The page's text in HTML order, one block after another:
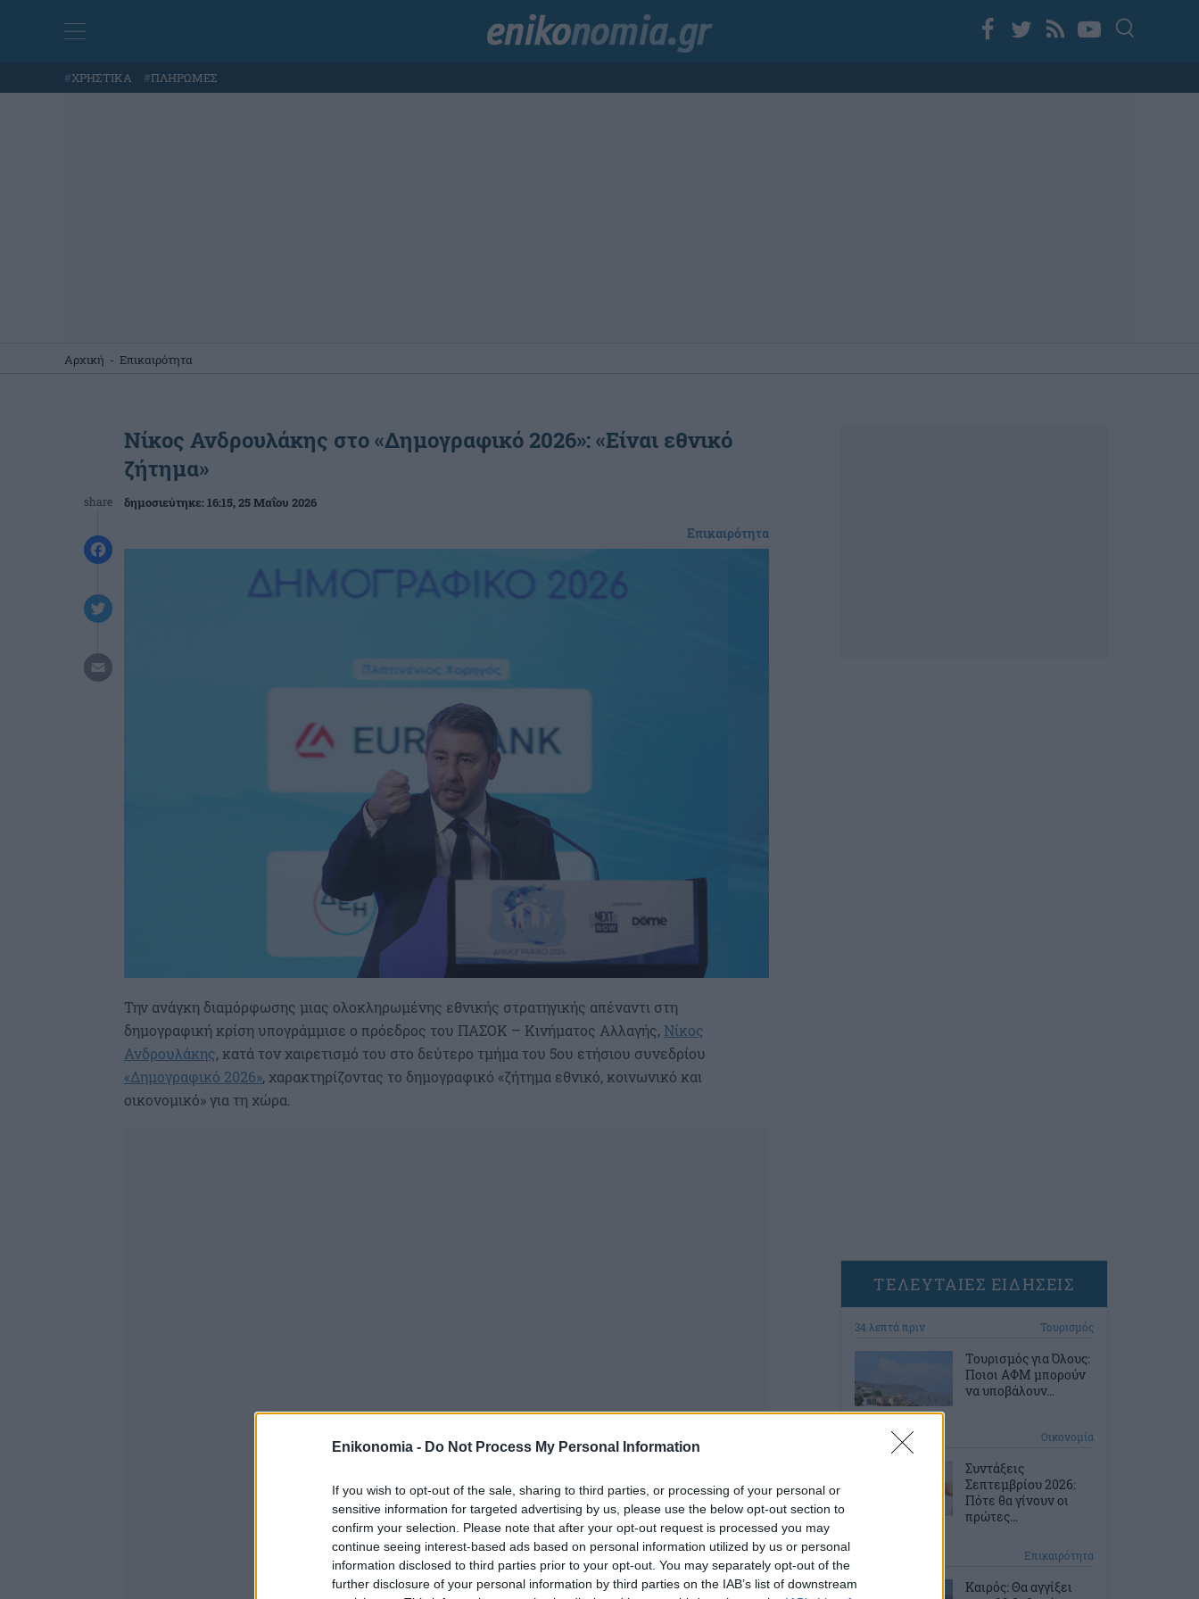
Enikonomia - Do Not Process My Personal Information
If you wish to opt-out of the sale, sharing to third parties, or processing of your personal or
sensitive information for targeted advertising by us, please use the below opt-out section to
confirm your selection. Please note that after your opt-out request is processed you may
continue seeing interest-based ads based on personal information utilized by us or personal
information disclosed to third parties prior to your opt-out. You may separately opt-out of the
further disclosure of your personal information by third parties on the IAB’s list of downstream
#ΧΡΗΣΤΙΚΑ #ΠΛΗΡΩΜΕΣ
Αρχική - Επικαιρότητα
share
Νίκος Ανδρουλάκης στο «Δημογραφικό 2026»: «Είναι εθνικό
ζήτημα»
δημοσιεύτηκε:16:15, 25 Μαΐου 2026
Επικαιρότητα
Την ανάγκη διαμόρφωσης μιας ολοκληρωμένης εθνικής στρατηγικής απέναντι στη
δημογραφική κρίση υπογράμμισε ο πρόεδρος του ΠΑΣΟΚ – Κινήματος Αλλαγής, Νίκος
Ανδρουλάκης, κατά τον χαιρετισμό του στο δεύτερο τμήμα του 5ου ετήσιου συνεδρίου
«Δημογραφικό 2026», χαρακτηρίζοντας το δημογραφικό «ζήτημα εθνικό, κοινωνικό και
οικονομικό» για τη χώρα.
ΤΕΛΕΥΤΑΙΕΣ ΕΙΔΗΣΕΙΣ
34 λεπτά πριν Τουρισμός
Τουρισμός για Όλους:
Ποιοι ΑΦΜ μπορούν
να υποβάλουν...
1 ώρα πριν Οικονομία
Συντάξεις
Σεπτεμβρίου 2026:
Πότε θα γίνουν οι
πρώτες...
Επικαιρότητα
Καιρός: Θα αγγίξει